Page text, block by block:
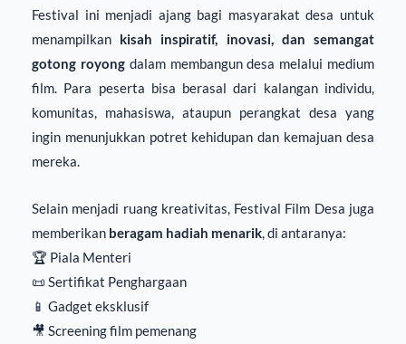
Festival ini menjadi ajang bagi masyarakat desa untuk
menampilkan kisah inspiratif, inovasi, dan semangat
gotong royongdalam membangun desa melalui medium
film. Para peserta bisa berasal dari kalangan individu,
komunitas, mahasiswa, ataupun perangkat desa yang
ingin menunjukkan potret kehidupan dan kemajuan desa
mereka.
Selain menjadi ruang kreativitas, Festival Film Desa juga
memberikan beragam hadiah menarik, di antaranya:
🏆 Piala Menteri
📜 Sertifikat Penghargaan
📱 Gadget eksklusif
🎥 Screening film pemenang